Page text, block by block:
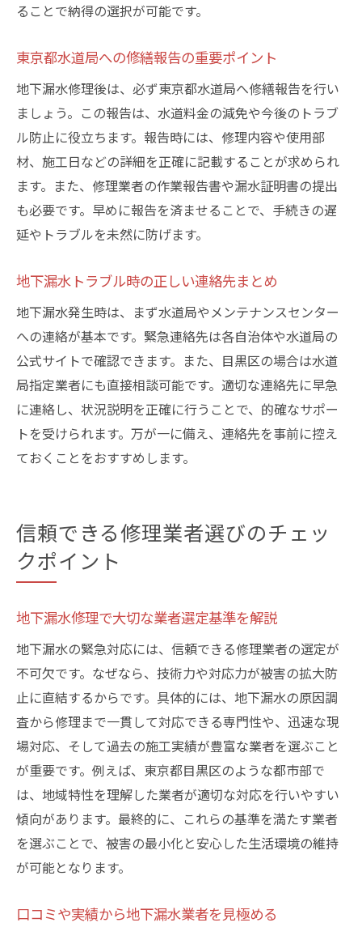
ることで納得の選択が可能です。
東京都水道局への修繕報告の重要ポイント
地下漏水修理後は、必ず東京都水道局へ修繕報告を行い
ましょう。この報告は、水道料金の減免や今後のトラブ
ル防止に役立ちます。報告時には、修理内容や使用部
材、施工日などの詳細を正確に記載することが求められ
ます。また、修理業者の作業報告書や漏水証明書の提出
も必要です。早めに報告を済ませることで、手続きの遅
延やトラブルを未然に防げます。
地下漏水トラブル時の正しい連絡先まとめ
地下漏水発生時は、まず水道局やメンテナンスセンター
への連絡が基本です。緊急連絡先は各自治体や水道局の
公式サイトで確認できます。また、目黒区の場合は水道
局指定業者にも直接相談可能です。適切な連絡先に早急
に連絡し、状況説明を正確に行うことで、的確なサポー
トを受けられます。万が一に備え、連絡先を事前に控え
ておくことをおすすめします。
信頼できる修理業者選びのチェッ
クポイント
地下漏水修理で大切な業者選定基準を解説
地下漏水の緊急対応には、信頼できる修理業者の選定が
不可欠です。なぜなら、技術力や対応力が被害の拡大防
止に直結するからです。具体的には、地下漏水の原因調
査から修理まで一貫して対応できる専門性や、迅速な現
場対応、そして過去の施工実績が豊富な業者を選ぶこと
が重要です。例えば、東京都目黒区のような都市部で
は、地域特性を理解した業者が適切な対応を行いやすい
傾向があります。最終的に、これらの基準を満たす業者
を選ぶことで、被害の最小化と安心した生活環境の維持
が可能となります。
口コミや実績から地下漏水業者を見極める